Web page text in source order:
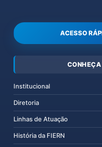
ACESSO
CONHEÇA
Institucional
Diretoria
Linhas de Atuação
História da FIERN